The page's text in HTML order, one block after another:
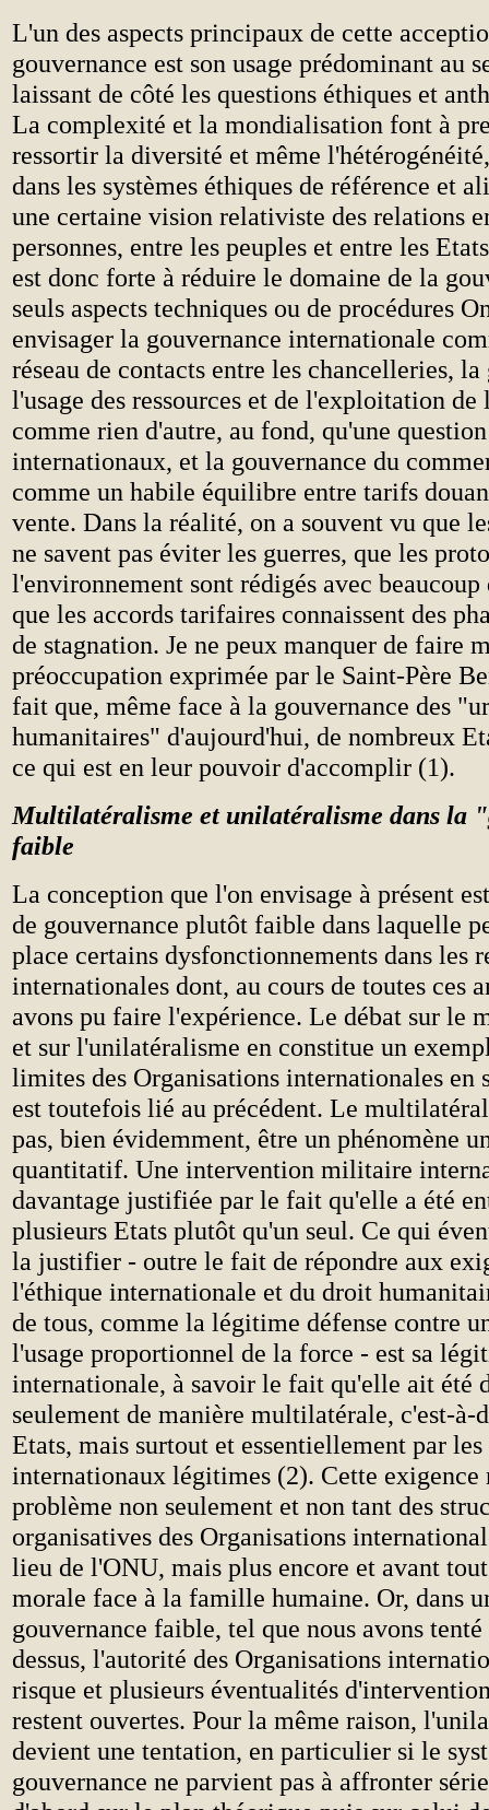
L'un des aspects principaux de cette
gouvernance est son usage prédominant au
laissant de côté les questions éthiques et
La complexité et la mondialisation font à
ressortir la diversité et même
dans les systèmes éthiques de référence et
une certaine vision relativiste des relations
personnes, entre les peuples et entre les
est donc forte à réduire le domaine de la
seuls aspects techniques ou de procédures
envisager la gouvernance internationale
réseau de contacts entre les chancelleries, la
l'usage des ressources et de l'exploitation
comme rien d'autre, au fond, qu'une
internationaux, et la gouvernance du
comme un habile équilibre entre tarifs
vente. Dans la réalité, on a souvent vu que
ne savent pas éviter les guerres, que les
l'environnement sont rédigés avec
que les accords tarifaires connaissent des
de stagnation. Je ne peux manquer de faire
préoccupation exprimée par le Saint-Père
fait que, même face à la gouvernance des
humanitaires" d'aujourd'hui, de nombreux
ce qui est en leur pouvoir d'accomplir (1).
Multilatéralisme et unilatéralisme dans la
faible
La conception que l'on envisage à présent
de gouvernance plutôt faible dans laquelle
place certains dysfonctionnements dans les
internationales dont, au cours de toutes ces
avons pu faire l'expérience. Le débat sur le
et sur l'unilatéralisme en constitue un
limites des Organisations internationales en
est toutefois lié au précédent. Le
pas, bien évidemment, être un phénomène
quantitatif. Une intervention militaire
davantage justifiée par le fait qu'elle a été
plusieurs Etats plutôt qu'un seul. Ce qui
la justifier - outre le fait de répondre aux
l'éthique internationale et du droit
de tous, comme la légitime défense contre
l'usage proportionnel de la force - est sa
internationale, à savoir le fait qu'elle ait été
seulement de manière multilatérale, c'est-à-
Etats, mais surtout et essentiellement par
internationaux légitimes (2). Cette exigence
problème non seulement et non tant des
organisatives des Organisations
lieu de l'ONU, mais plus encore et avant
morale face à la famille humaine. Or, dans
gouvernance faible, tel que nous avons
dessus, l'autorité des Organisations
risque et plusieurs éventualités
restent ouvertes. Pour la même raison,
devient une tentation, en particulier si le
gouvernance ne parvient pas à affronter